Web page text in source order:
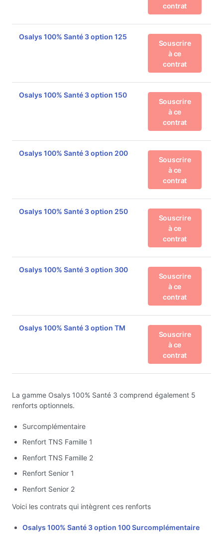
contrat
Osalys 100% Santé 3 option 125
Souscrire
à ce
contrat
Osalys 100% Santé 3 option 150
Souscrire
à ce
contrat
Osalys 100% Santé 3 option 200
Souscrire
à ce
contrat
Osalys 100% Santé 3 option 250
Souscrire
à ce
contrat
Osalys 100% Santé 3 option 300
Souscrire
à ce
contrat
Osalys 100% Santé 3 option TM
Souscrire
à ce
contrat
La gamme Osalys 100% Santé 3 comprend également 5
renforts optionnels.
Surcomplémentaire
Renfort TNS Famille 1
Renfort TNS Famille 2
Renfort Senior 1
Renfort Senior 2
Voici les contrats qui intègrent ces renforts
Osalys 100% Santé 3 option 100 Surcomplémentaire